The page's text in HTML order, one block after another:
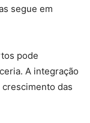
segue em
pode
A integração
das